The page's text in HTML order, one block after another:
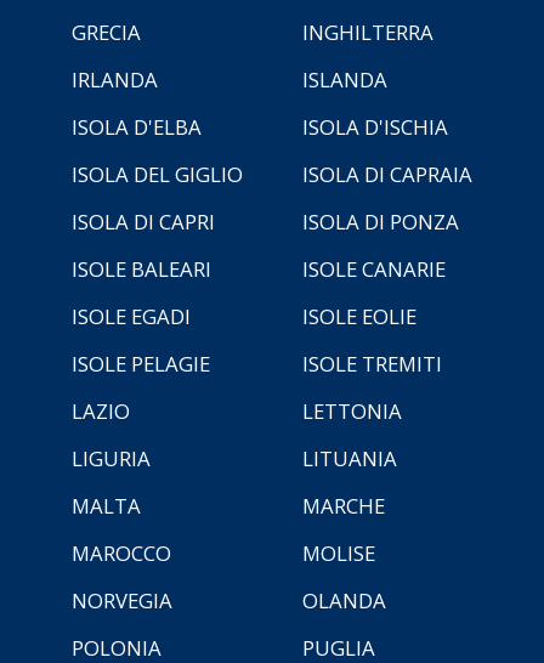
GRECIA
INGHILTERRA
IRLANDA
ISLANDA
ISOLA D'ELBA
ISOLA D'ISCHIA
ISOLA DEL GIGLIO
ISOLA DI CAPRAIA
ISOLA DI CAPRI
ISOLA DI PONZA
ISOLE BALEARI
ISOLE CANARIE
ISOLE EGADI
ISOLE EOLIE
ISOLE PELAGIE
ISOLE TREMITI
LAZIO
LETTONIA
LIGURIA
LITUANIA
MALTA
MARCHE
MAROCCO
MOLISE
NORVEGIA
OLANDA
POLONIA
PUGLIA